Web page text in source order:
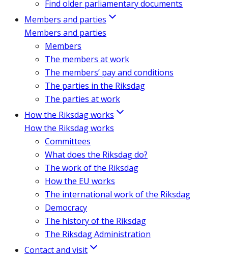
Find older parliamentary documents
Members and parties
Members and parties
Members
The members at work
The members’ pay and conditions
The parties in the Riksdag
The parties at work
How the Riksdag works
How the Riksdag works
Committees
What does the Riksdag do?
The work of the Riksdag
How the EU works
The international work of the Riksdag
Democracy
The history of the Riksdag
The Riksdag Administration
Contact and visit